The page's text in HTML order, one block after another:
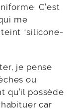
C’est
me
“silicone-
je pense
ou
qu’il possède
habituer car